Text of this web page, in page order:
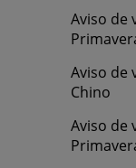
Aviso de
Aviso de
Chino
Aviso de